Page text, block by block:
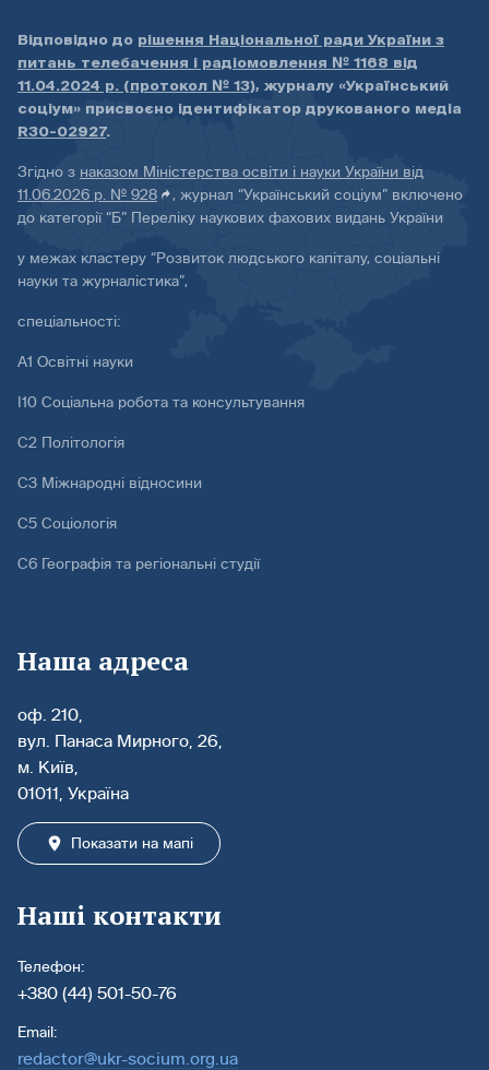
Відповідно до рішення Національної ради України з
питань телебачення і радіомовлення № 1168 від
11.04.2024 р. (протокол № 13), журналу «Український
соціум» присвоєно ідентифікатор друкованого медіа
R30-02927.
Згідно з наказом Міністерства освіти і науки України від
11.06.2026 р. № 928
, журнал “Український соціум” включено
до категорії “Б” Переліку наукових фахових видань України
у межах кластеру “Розвиток людського капіталу, соціальні
науки та журналістика”,
спеціальності:
А1 Освітні науки
І10 Соціальна робота та консультування
С2 Політологія
С3 Міжнародні відносини
С5 Соціологія
С6 Географія та регіональні студії
Наша адреса
оф. 210,
вул. Панаса Мирного, 26,
м. Київ,
01011, Україна
Показати на мапі
Наші контакти
Телефон:
+380 (44) 501-50-76
Email:
redactor@ukr-socium.org.ua